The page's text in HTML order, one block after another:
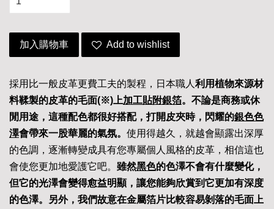
加入購物車 Add to wishlist
採用比一般皮革更費工夫的製程，日本職人 利用植物來源材
料鞣製的皮革的毛面(※) 上加工貼附銀箔。不論是商務或休
閒用途，這種配色都很好搭配，打開皮夾時，閃耀的銀色色
澤會帶來一股華麗的氣氛。 使用得越久，就越會顯露出深厚
的色調，逐漸轉變成具有您專屬個人風格的皮革，相信這也
會使您更加地愛護它吧。 雖然黑色的色澤不會有什麼變化，
但它的光澤會變得愈益明顯，讓您能夠欣賞到它更加有深度
的色澤。另外，我們故意在金屬箔片比較容易剝落的毛面上